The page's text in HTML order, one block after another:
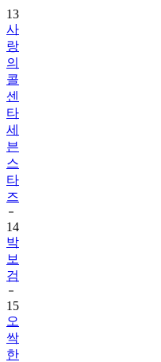
13
사
랑
의
콜
센
타
세
븐
스
타
즈
14
박
보
검
15
오
싹
한